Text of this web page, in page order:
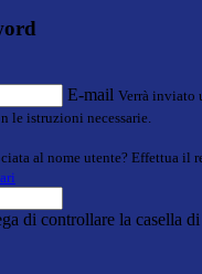
E-mail Verrà inviato
le istruzioni necessarie.
al nome utente? Effettua il
di controllare la casella